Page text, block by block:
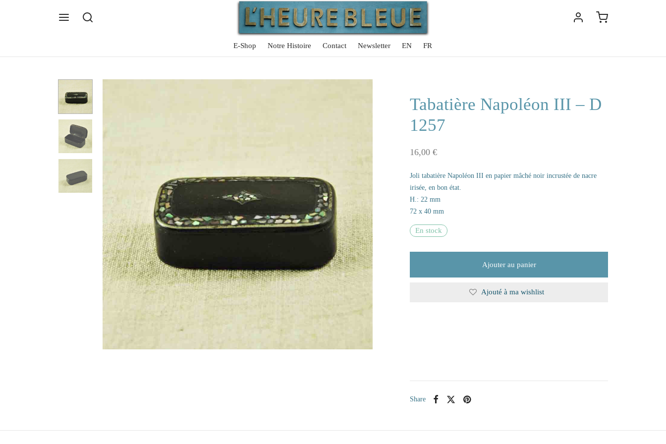
E-Shop Notre Histoire Contact Newsletter EN FR
Tabatière Napoléon III – D
1257
16,00 €
Joli tabatière Napoléon III en papier mâché noir incrustée de nacre
irisée, en bon état.
H.: 22 mm
72 x 40 mm
En stock
Ajouter au panier
Ajouté à ma wishlist
Share